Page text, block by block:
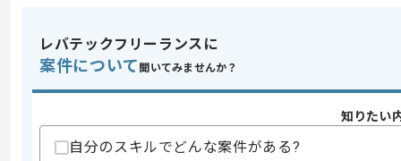
・シェルスクリプトの知見
レバテックフリーランスに
案件について 聞いてみませんか？
知りたい
自分のスキルでどんな案件がある?